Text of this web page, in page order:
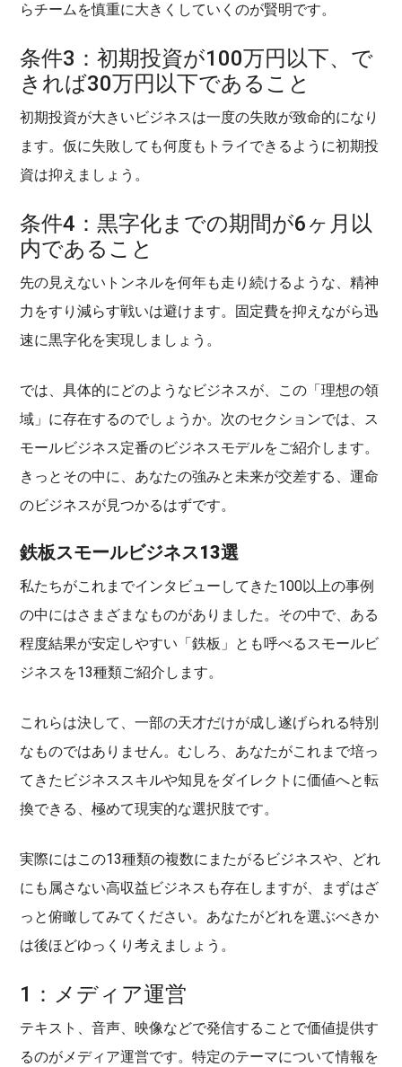
らチームを慎重に大きくしていくのが賢明です。
条件3：初期投資が100万円以下、で
きれば30万円以下であること
初期投資が大きいビジネスは一度の失敗が致命的になり
ます。仮に失敗しても何度もトライできるように初期投
資は抑えましょう。
条件4：黒字化までの期間が6ヶ月以
内であること
先の見えないトンネルを何年も走り続けるような、精神
力をすり減らす戦いは避けます。固定費を抑えながら迅
速に黒字化を実現しましょう。
では、具体的にどのようなビジネスが、この「理想の領
域」に存在するのでしょうか。次のセクションでは、ス
モールビジネス定番のビジネスモデルをご紹介します。
きっとその中に、あなたの強みと未来が交差する、運命
のビジネスが見つかるはずです。
鉄板スモールビジネス13選
私たちがこれまでインタビューしてきた100以上の事例
の中にはさまざまなものがありました。その中で、ある
程度結果が安定しやすい「鉄板」とも呼べるスモールビ
ジネスを13種類ご紹介します。
これらは決して、一部の天才だけが成し遂げられる特別
なものではありません。むしろ、あなたがこれまで培っ
てきたビジネススキルや知見をダイレクトに価値へと転
換できる、極めて現実的な選択肢です。
実際にはこの13種類の複数にまたがるビジネスや、どれ
にも属さない高収益ビジネスも存在しますが、まずはざ
っと俯瞰してみてください。あなたがどれを選ぶべきか
は後ほどゆっくり考えましょう。
1：メディア運営
テキスト、音声、映像などで発信することで価値提供す
るのがメディア運営です。特定のテーマについて情報を